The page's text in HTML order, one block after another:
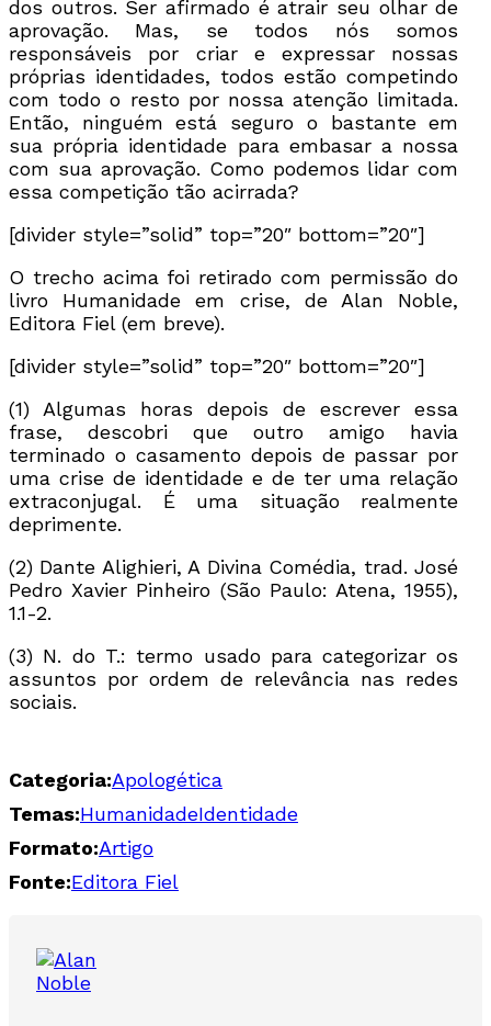
dos outros. Ser afirmado é atrair seu olhar de
aprovação. Mas, se todos nós somos
responsáveis por criar e expressar nossas
próprias identidades, todos estão competindo
com todo o resto por nossa atenção limitada.
Então, ninguém está seguro o bastante em
sua própria identidade para embasar a nossa
com sua aprovação. Como podemos lidar com
essa competição tão acirrada?
[divider style=”solid” top=”20″ bottom=”20″]
O trecho acima foi retirado com permissão do
livro Humanidade em crise, de Alan Noble,
Editora Fiel (em breve).
[divider style=”solid” top=”20″ bottom=”20″]
(1) Algumas horas depois de escrever essa
frase, descobri que outro amigo havia
terminado o casamento depois de passar por
uma crise de identidade e de ter uma relação
extraconjugal. É uma situação realmente
deprimente.
(2) Dante Alighieri, A Divina Comédia, trad. José
Pedro Xavier Pinheiro (São Paulo: Atena, 1955),
1.1-2.
(3) N. do T.: termo usado para categorizar os
assuntos por ordem de relevância nas redes
sociais.
Categoria:Apologética
Temas:HumanidadeIdentidade
Formato:Artigo
Fonte:Editora Fiel